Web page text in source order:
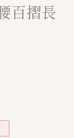
百摺長